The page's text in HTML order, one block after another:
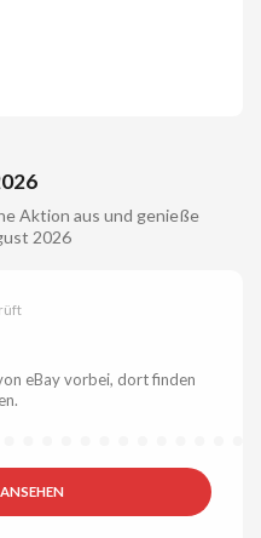
Aktion aus und genieße
2026
eBay vorbei, dort finden